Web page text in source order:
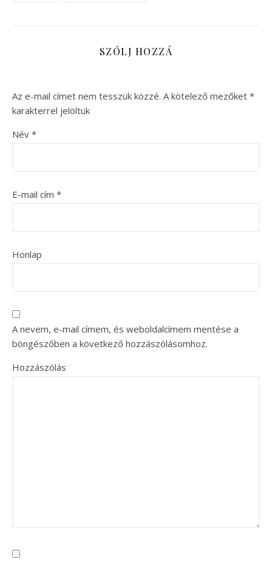
SZÓLJ HOZZÁ
Az e-mail címet nem tesszük közzé. A kötelező mezőket *
karakterrel jelöltük
Név *
E-mail cím *
Honlap
A nevem, e-mail címem, és weboldalcímem mentése a
böngészőben a következő hozzászólásomhoz.
Hozzászólás